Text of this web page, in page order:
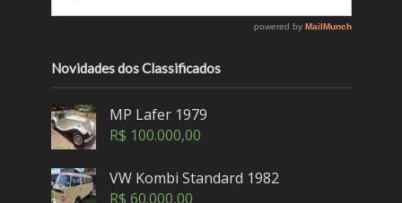
Novidades dos Classificados
MP Lafer 1979
R$ 100.000,00
VW Kombi Standard 1982
R$ 60.000,00